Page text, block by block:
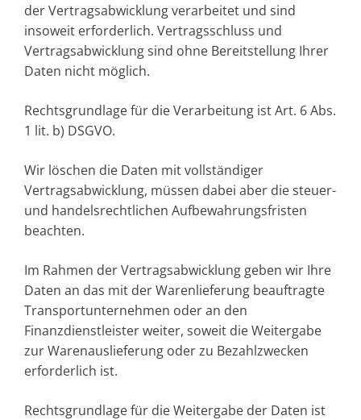
der Vertragsabwicklung verarbeitet und sind
insoweit erforderlich. Vertragsschluss und
Vertragsabwicklung sind ohne Bereitstellung Ihrer
Daten nicht möglich.
Rechtsgrundlage für die Verarbeitung ist Art. 6 Abs.
1 lit. b) DSGVO.
Wir löschen die Daten mit vollständiger
Vertragsabwicklung, müssen dabei aber die steuer-
und handelsrechtlichen Aufbewahrungsfristen
beachten.
Im Rahmen der Vertragsabwicklung geben wir Ihre
Daten an das mit der Warenlieferung beauftragte
Transportunternehmen oder an den
Finanzdienstleister weiter, soweit die Weitergabe
zur Warenauslieferung oder zu Bezahlzwecken
erforderlich ist.
Rechtsgrundlage für die Weitergabe der Daten ist